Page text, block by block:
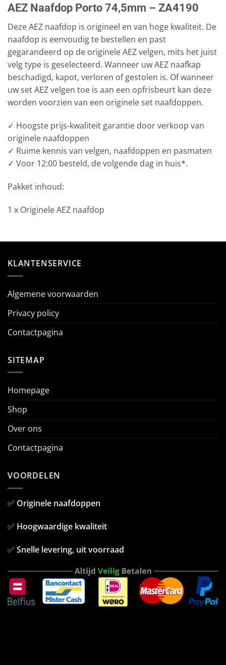
AEZ Naafdop Porto 74,5mm – ZA4190
Deze AEZ naafdop is origineel en van hoge kwaliteit. De
naafdop is eenvoudig te bestellen en past
gegarandeerd op de originele AEZ velgen, mits het juist
velg type is geselecteerd. Wanneer uw AEZ naafkap
beschadigd, kapot, verloren of gestolen is. Of wanneer
uw set AEZ velgen toe is aan een opfrisbeurt kan deze
worden voorzien van een originele set naafdoppen.
✓ Hoogste prijs-kwaliteit garantie door verkoop van
originele naafdoppen
✓ Ruime kennis van velgen, naafdoppen en pasmaten
✓ Voor 12:00 besteld, de volgende dag in huis*.
Pakket inhoud:
1 x Originele AEZ naafdop
KLANTENSERVICE
Algemene voorwaarden
Privacy policy
Contactpagina
SITEMAP
Homepage
Shop
Over ons
Contactpagina
VOORDELEN
✅ Originele naafdoppen
✅ Hoogwaardige kwaliteit
✅ Snelle levering, uit voorraad